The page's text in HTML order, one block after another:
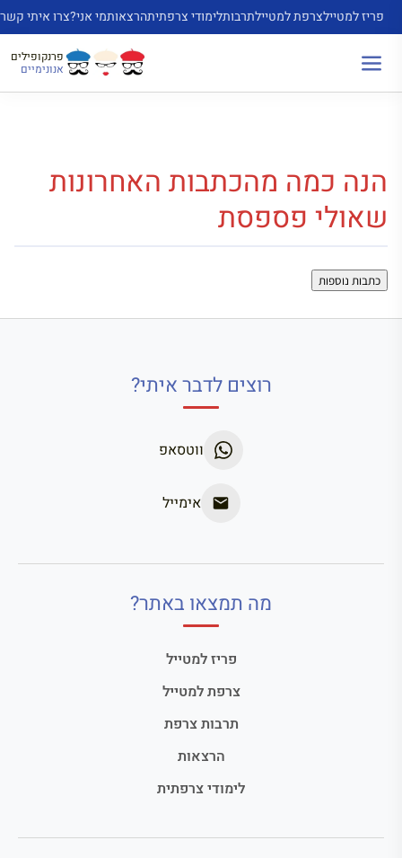
לדלג
לתוכן
פריז למטיילצרפת למטיילתרבותלימודי צרפתיתהרצאותמי אני?צרו איתי קשר
פרנקופילים
אנונימיים
הנה כמה מהכתבות האחרונות
שאולי פספסת
כתבות נוספות
רוצים לדבר איתי?
ווטסאפ
אימייל
מה תמצאו באתר?
פריז למטייל
צרפת למטייל
תרבות צרפת
הרצאות
לימודי צרפתית